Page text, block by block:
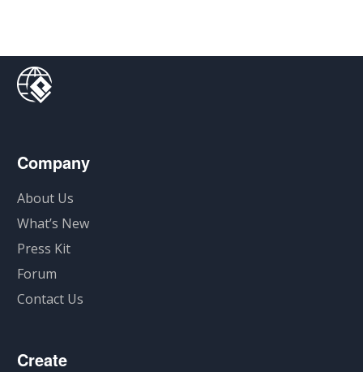
Company
About Us
What’s New
Press Kit
Forum
Contact Us
Create